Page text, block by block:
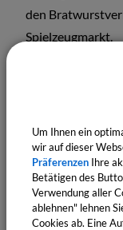
den
Spielzeugmarkt.
Termine
Um Ihnen ein
wir auf dieser
Präferenzen Ihre
Betätigen des
Verwendung aller
ablehnen" lehnen
Cookies ab. Eine